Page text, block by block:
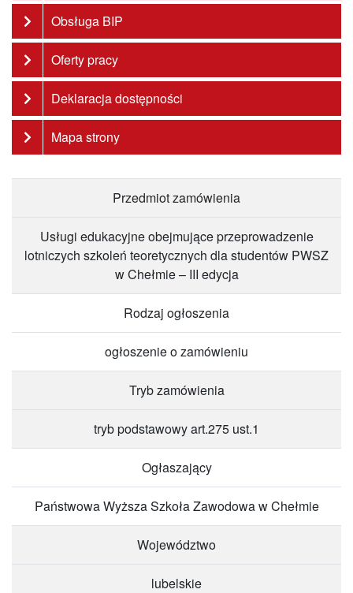
Obsługa BIP
Oferty pracy
Deklaracja dostępności
Mapa strony
Przedmiot zamówienia
Usługi edukacyjne obejmujące przeprowadzenie
lotniczych szkoleń teoretycznych dla studentów PWSZ
w Chełmie – III edycja
Rodzaj ogłoszenia
ogłoszenie o zamówieniu
Tryb zamówienia
tryb podstawowy art.275 ust.1
Ogłaszający
Państwowa Wyższa Szkoła Zawodowa w Chełmie
Województwo
lubelskie